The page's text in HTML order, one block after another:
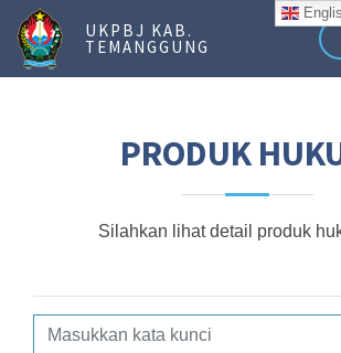
UKPBJ KAB.
TEMANGGUNG
PRODUK
Silahkan lihat detail produk